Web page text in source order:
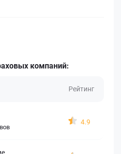
компаний:
Рейтинг
4.9